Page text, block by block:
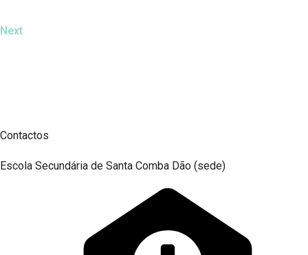
Next
Contactos
Escola Secundária de Santa Comba Dão (sede)